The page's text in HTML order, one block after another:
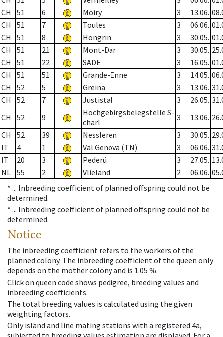
CH
51 6 Moiry 3 13.06.
CH
51 7 Toules 3 06.06.
CH
51 8 Hongrin 3 30.05.
CH
51 21 Mont-Dar 3 30.05.
CH
51 22 SADE 3 16.05.
CH
51 51 Grande-Enne 3 14.05.
CH
52 5 Greina 3 13.06.
CH
52 7 Justistal 3 26.05.
CH
52 9
Hochgebirgsbelegstelle S-
charl
3 13.06.
CH
52 39 Nessleren 3 30.05.
IT
4 1 Val Genova (TN) 3 06.06.
IT
20 3 Pederü 3 27.05.
NL 55 2 Vlieland 2 06.06.
* ... Inbreeding coefficient of planned offspring could not be
determined.
* ... Inbreeding coefficient of planned offspring could not be
determined.
Notice
The inbreeding coefficient refers to the workers of the
planned colony. The inbreeding coefficient of the queen only
depends on the mother colony and is 1.05 %.
Click on queen code shows pedigree, breeding values and
inbreeding coefficients.
The total breeding values is calculated using the given
weighting factors.
Only island and line mating stations with a registered 4a,
subjected to breeding values estimation are displayed. For a